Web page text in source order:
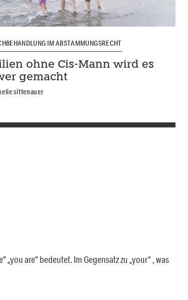
IM ABSTAMMUNGSRECHT
ohne Cis-Mann wird es
gemacht
sittenauer
„you are“ bedeutet. Im Gegensatz zu „your“ , was